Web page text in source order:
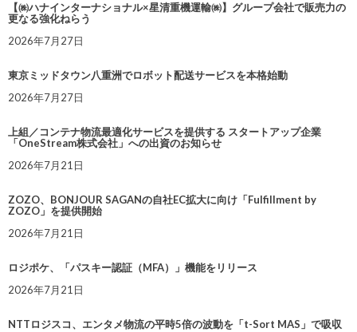
【㈱ハナインターナショナル×星清重機運輸㈱】グループ会社で販売力の
更なる強化ねらう
2026年7月27日
東京ミッドタウン八重洲でロボット配送サービスを本格始動
2026年7月27日
上組／コンテナ物流最適化サービスを提供する スタートアップ企業
「OneStream株式会社」への出資のお知らせ
2026年7月21日
ZOZO、BONJOUR SAGANの自社EC拡大に向け「Fulfillment by
ZOZO」を提供開始
2026年7月21日
ロジポケ、「パスキー認証（MFA）」機能をリリース
2026年7月21日
NTTロジスコ、エンタメ物流の平時5倍の波動を「t-Sort MAS」で吸収